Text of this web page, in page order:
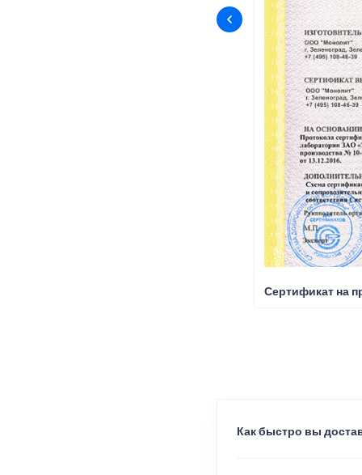
Сертификат на
Как быстро вы